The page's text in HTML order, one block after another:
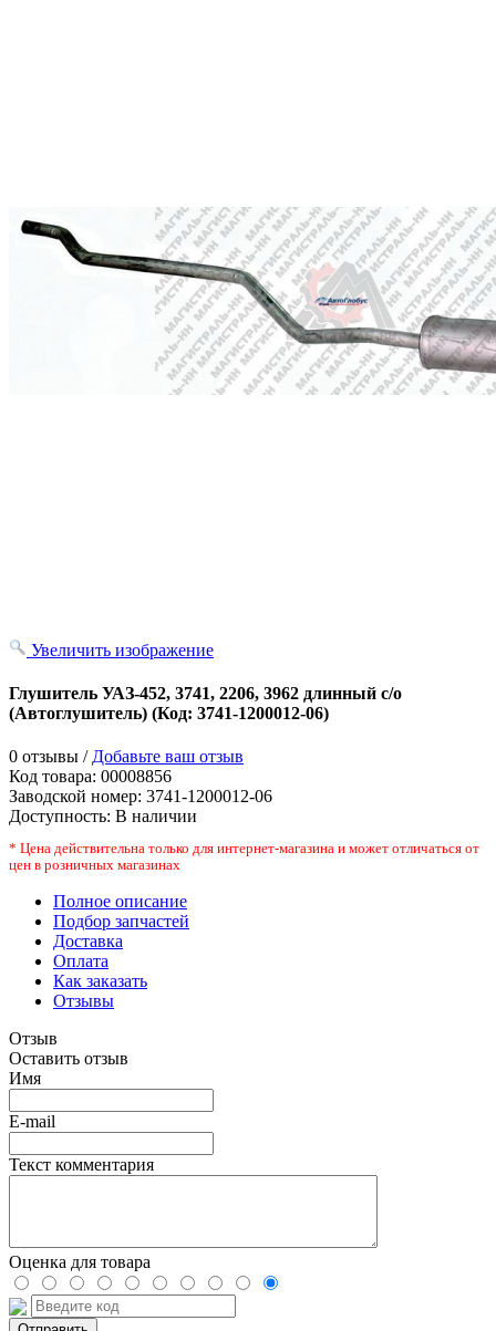
Увеличить изображение
Глушитель УАЗ-452, 3741, 2206, 3962 длинный с/о
(Автоглушитель) (Код: 3741-1200012-06)
0 отзывы / Добавьте ваш отзыв
Код товара: 00008856
Заводской номер: 3741-1200012-06
Доступность: В наличии
* Цена действительна только для интернет-магазина и может отличаться от
цен в розничных магазинах
Полное описание
Подбор запчастей
Доставка
Оплата
Как заказать
Отзывы
Отзыв
Оставить отзыв
Имя
E-mail
Текст комментария
Оценка для товара